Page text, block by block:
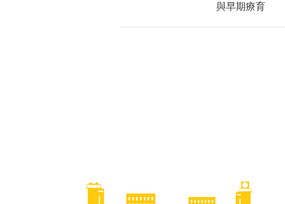
與早期療育